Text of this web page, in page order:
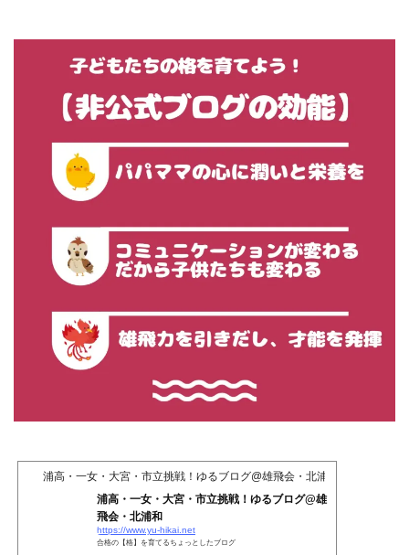
浦高・一女・大宮・市立挑戦！ゆるブログ@雄飛会・北浦和
浦高・一女・大宮・市立挑戦！ゆるブログ@雄
飛会・北浦和
https://www.yu-hikai.net
合格の【格】を育てるちょっとしたブログ